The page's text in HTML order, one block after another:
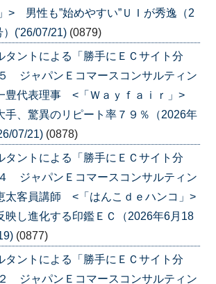
> 男性も”始めやすい”ＵＩが秀逸（2
('26/07/21) (0879)
タントによる「勝手にＥＣサイト分
ジャパンＥコマースコンサルティン
豊代表理事 <「Ｗａｙｆａｉｒ」>
手、驚異のリピート率７９％（2026年
07/21) (0878)
タントによる「勝手にＥＣサイト分
ジャパンＥコマースコンサルティン
客員講師 <「はんこｄｅハンコ」>
し進化する印鑑ＥＣ（2026年6月18
(0877)
タントによる「勝手にＥＣサイト分
ジャパンＥコマースコンサルティン